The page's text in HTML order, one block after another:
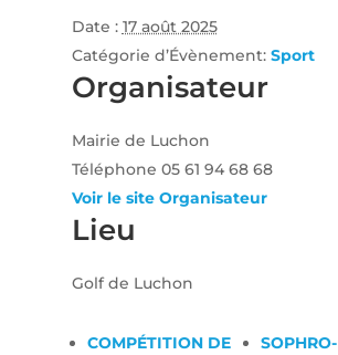
Date : 17 août 2025
Catégorie d’Évènement: Sport
Lieu
Golf de Luchon
Organisateur
Mairie de Luchon
Téléphone 05 61 94 68 68
Voir le site Organisateur
COMPÉTITION DE
SOPHRO-